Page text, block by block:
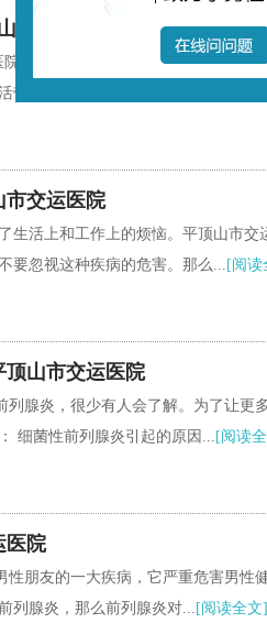
市交运医院
我们很多人都知道前列腺需要娇生惯
带来各种各样的麻烦。前列腺的娇...
市交运医院
生活上和工作上的烦恼。平顶山市交
要忽视这种疾病的危害。那么... [阅读
山市交运医院
腺炎，很少有人会了解。为了让更
细菌性前列腺炎引起的原因... [阅读
医院
朋友的一大疾病，它严重危害男性
列腺炎，那么前列腺炎对... [阅读全文]